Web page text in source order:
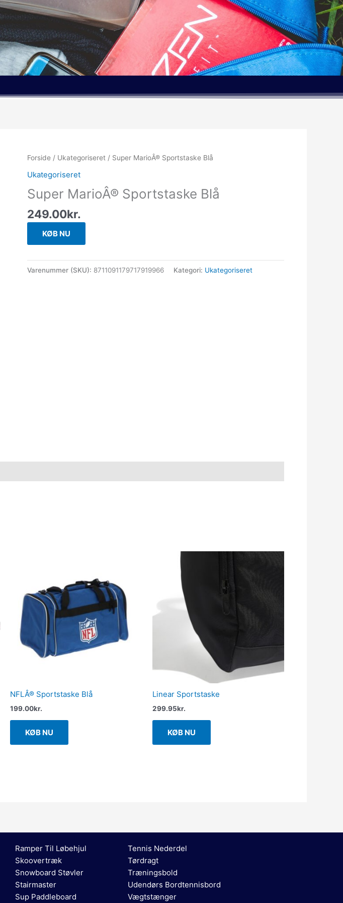
Forside / Ukategoriseret / Super MarioÂ® Sportstaske Blå
Ukategoriseret
Super MarioÂ® Sportstaske Blå
249.00kr.
KØB NU
Varenummer (SKU): 8711091179717919966 Kategori: Ukategoriseret
NFLÂ® Sportstaske Blå
199.00kr.
KØB NU
Linear Sportstaske
299.95kr.
KØB NU
Ramper Til Løbehjul
Skoovertræk
Snowboard Støvler
Stairmaster
Sup Paddleboard
Tennis Nederdel
Tørdragt
Træningsbold
Udendørs Bordtennisbord
Vægtstænger